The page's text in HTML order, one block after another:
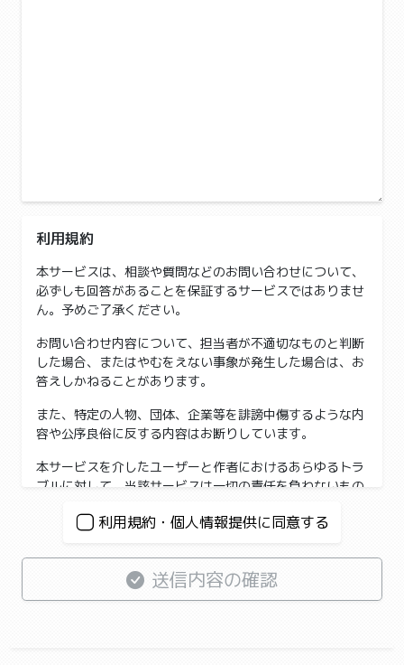
利用規約
本サービスは、相談や質問などのお問い合わせについて、
必ずしも回答があることを保証するサービスではありませ
ん。予めご了承ください。
お問い合わせ内容について、担当者が不適切なものと判断
した場合、またはやむをえない事象が発生した場合は、お
答えしかねることがあります。
また、特定の人物、団体、企業等を誹謗中傷するような内
容や公序良俗に反する内容はお断りしています。
本サービスを介したユーザーと作者におけるあらゆるトラ
ブルに対して、当該サービスは一切の責任を負わないもの
決するものとします。
システムの障害等による電子メールの遅配、未配、本サイ
ト上の誤表示その他のいかなる原因に基づき生じた損害で
あっても、賠償する責任を一切負わないものとします。
利用規約・個人情報提供に同意する
送信内容の確認